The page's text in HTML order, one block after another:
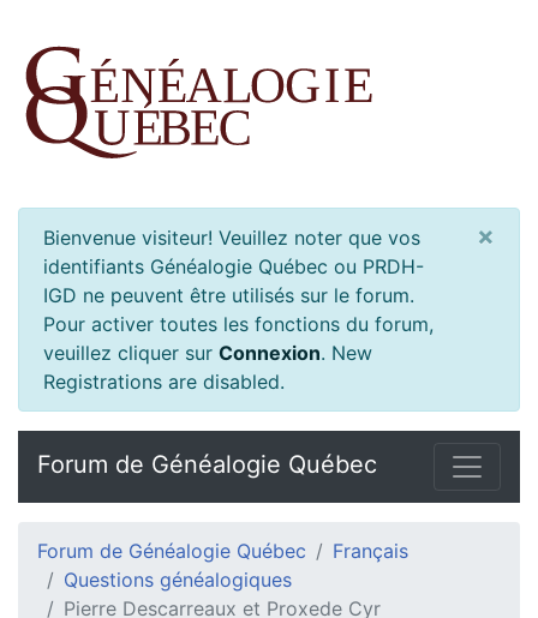
Bienvenue visiteur! Veuillez noter que vos
identifiants Généalogie Québec ou PRDH-
IGD ne peuvent être utilisés sur le forum.
Pour activer toutes les fonctions du forum,
veuillez cliquer sur Connexion. New
Registrations are disabled.
×
Forum de Généalogie Québec
Forum de Généalogie Québec
Français
Questions généalogiques
Pierre Descarreaux et Proxede Cyr